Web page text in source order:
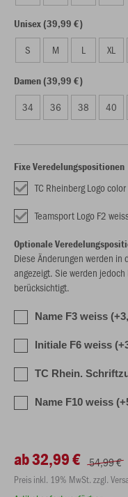
Unisex (39,99 €)
S M L XL
Damen (39,99 €)
34 36 38 40
Fixe Veredelungspositionen
TC Rheinberg Logo color
Teamsport Logo F2
Optionale
Diese Änderungen werden
angezeigt. Sie werden
berücksichtigt.
Name F3 weiss
Initiale F6 weiss
TC Rhein.
Name F10 weiss
ab 32,99 € 54,99 €
Preis inkl. 19% MwSt. zzgl.